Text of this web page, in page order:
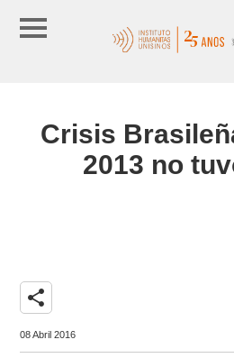
Crisis
2013 no
share
08 Abril 2016